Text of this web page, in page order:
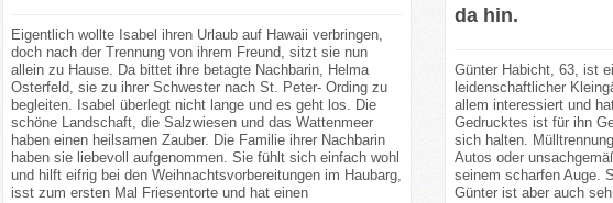
Eigentlich wollte Isabel ihren Urlaub auf Hawaii verbringen,
doch nach der Trennung von ihrem Freund, sitzt sie nun
allein zu Hause. Da bittet ihre betagte Nachbarin, Helma
Osterfeld, sie zu ihrer Schwester nach St. Peter- Ording zu
begleiten. Isabel überlegt nicht lange und es geht los. Die
schöne Landschaft, die Salzwiesen und das Wattenmeer
haben einen heilsamen Zauber. Die Familie ihrer Nachbarin
haben sie liebevoll aufgenommen. Sie fühlt sich einfach wohl
und hilft eifrig bei den Weihnachtsvorbereitungen im Haubarg,
isst zum ersten Mal Friesentorte und hat einen
da hin.
Günter Habicht, 63, ist
leidenschaftlicher
allem interessiert und
Gedrucktes ist für ihn
sich halten.
Autos oder
seinem scharfen Auge.
Günter ist aber auch